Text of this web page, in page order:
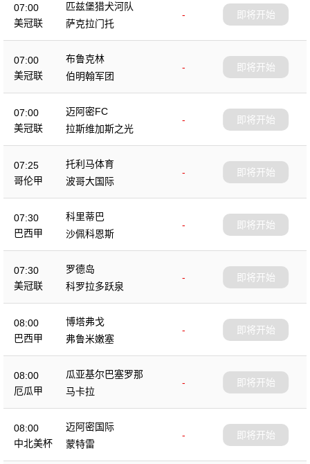
07:00
美冠联
匹兹堡猎犬河队
-
萨克拉门托
即将开始
07:00
美冠联
布鲁克林
-
伯明翰军团
即将开始
07:00
美冠联
迈阿密FC
-
拉斯维加斯之光
即将开始
07:25
哥伦甲
托利马体育
-
波哥大国际
即将开始
07:30
巴西甲
科里蒂巴
-
沙佩科恩斯
即将开始
07:30
美冠联
罗德岛
-
科罗拉多跃泉
即将开始
08:00
巴西甲
博塔弗戈
-
弗鲁米嫩塞
即将开始
08:00
厄瓜甲
瓜亚基尔巴塞罗那
-
马卡拉
即将开始
08:00
中北美杯
迈阿密国际
-
蒙特雷
即将开始